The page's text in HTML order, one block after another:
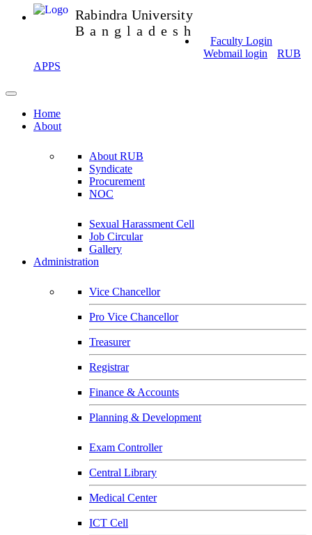
Rabindra University
Bangladesh
Faculty Login
Webmail login
RUB
APPS
Home
About
About RUB
Syndicate
Procurement
NOC
Sexual Harassment Cell
Job Circular
Gallery
Administration
Vice Chancellor
Pro Vice Chancellor
Treasurer
Registrar
Finance & Accounts
Planning & Development
Exam Controller
Central Library
Medical Center
ICT Cell